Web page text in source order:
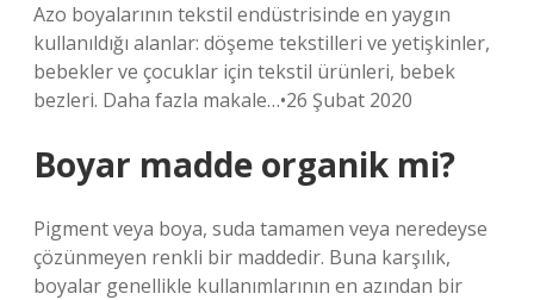
Azo boyalarının tekstil endüstrisinde en yaygın
kullanıldığı alanlar: döşeme tekstilleri ve yetişkinler,
bebekler ve çocuklar için tekstil ürünleri, bebek
bezleri. Daha fazla makale…•26 Şubat 2020
Boyar madde organik mi?
Pigment veya boya, suda tamamen veya neredeyse
çözünmeyen renkli bir maddedir. Buna karşılık,
boyalar genellikle kullanımlarının en azından bir